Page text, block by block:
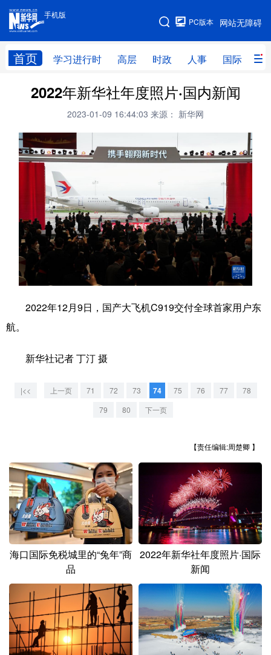
手机版
网站无障碍
PC版本
首页 学习进行时 高层 时政 人事 国际 财
手机版
网站地图
学习进行时 高层 时政 人事
财经 网评
台湾
科技 量子 体育
文化 健康 军事
访谈 视频 图片 政务
法律 中央文件 金融 汽车
食品 人居 信息化 数字经济
文化产业
北京 天津 山西
辽宁 吉林 上海 江苏
浙江 安徽 福建 江西
山东 河南 湖北 湖南
四川 贵州 云南 西藏
陕西 甘肃 青海 宁夏
新疆 内蒙古 黑龙江
2022年新华社年度照片·国内新闻
2023-01-09 16:44:03 来源： 新华网
2022年12月9日，国产大飞机C919交付全球首家用户东
航。
新华社记者 丁汀 摄
|<< 上一页 71 72 73 74 75 76 77
78
79
80 下一页
【责任编辑:周楚卿 】
海口国际免税城里的“兔年”商
品
2022年新华社年度照片·国际
新闻